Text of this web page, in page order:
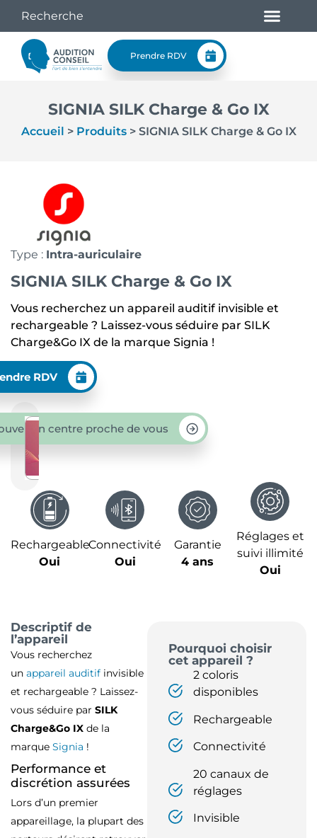
Prendre RDV
SIGNIA SILK Charge & Go IX
Accueil > Produits> SIGNIA SILK Charge & Go IX
Type : Intra-auriculaire
SIGNIA SILK Charge & Go IX
Vous recherchez un appareil auditif invisible et
rechargeable ? Laissez-vous séduire par SILK
Charge&Go IX de la marque Signia !
RDV
un centre proche de vous
Rechargeable
Oui
Connectivité
Oui
Garantie
4 ans
Réglages et
suivi illimité
Oui
Descriptif de
l’appareil
Vous recherchez
un appareil auditif invisible
et rechargeable ? Laissez-
vous séduire par SILK
Charge&Go IX de la
marque Signia !
Performance et
discrétion assurées
Lors d’un premier
appareillage, la plupart des
Pourquoi choisir
cet appareil ?
2 coloris
disponibles
Rechargeable
Connectivité
20 canaux de
réglages
Invisible